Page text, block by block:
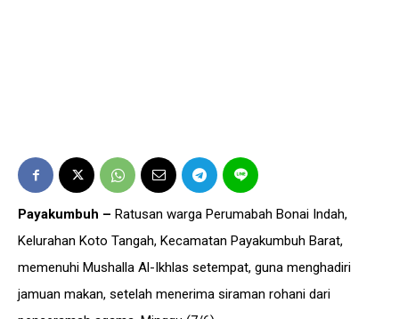
Payakumbuh – Ratusan warga Perumabah Bonai Indah,
Kelurahan Koto Tangah, Kecamatan Payakumbuh Barat,
memenuhi Mushalla Al-Ikhlas setempat, guna menghadiri
jamuan makan, setelah menerima siraman rohani dari